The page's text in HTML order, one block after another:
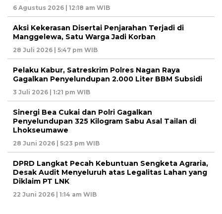
6 Agustus 2026 | 12:18 am WIB
Aksi Kekerasan Disertai Penjarahan Terjadi di
Manggelewa, Satu Warga Jadi Korban
28 Juli 2026 | 5:47 pm WIB
Pelaku Kabur, Satreskrim Polres Nagan Raya
Gagalkan Penyelundupan 2.000 Liter BBM Subsidi
3 Juli 2026 | 1:21 pm WIB
Sinergi Bea Cukai dan Polri Gagalkan
Penyelundupan 325 Kilogram Sabu Asal Tailan di
Lhokseumawe
28 Juni 2026 | 5:23 pm WIB
DPRD Langkat Pecah Kebuntuan Sengketa Agraria,
Desak Audit Menyeluruh atas Legalitas Lahan yang
Diklaim PT LNK
22 Juni 2026 | 1:14 am WIB